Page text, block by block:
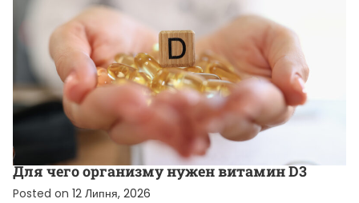
НОВИНИ ВІД КОМПАНІЙ
Для чего организму нужен витамин D3
Posted on 12 Липня, 2026